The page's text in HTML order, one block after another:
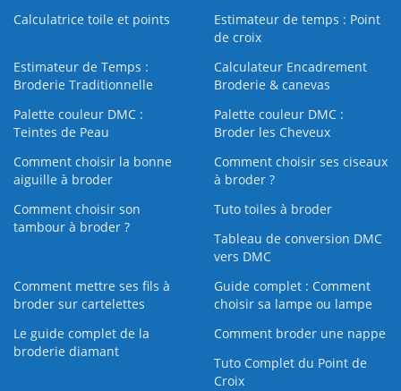
Calculatrice toile et points
Estimateur de temps : Point
de croix
Estimateur de Temps :
Broderie Traditionnelle
Calculateur Encadrement
Broderie & canevas
Palette couleur DMC :
Teintes de Peau
Palette couleur DMC :
Broder les Cheveux
Comment choisir la bonne
aiguille à broder
Comment choisir ses ciseaux
à broder ?
Comment choisir son
tambour à broder ?
Tuto toiles à broder
Tableau de conversion DMC
vers DMC
Comment mettre ses fils à
broder sur cartelettes
Guide complet : Comment
choisir sa lampe ou lampe
Le guide complet de la
broderie diamant
Comment broder une nappe
Tuto Complet du Point de
Croix